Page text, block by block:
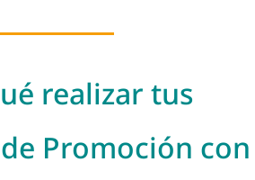
realizar tus
Promoción con